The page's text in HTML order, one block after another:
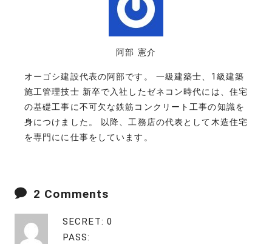
阿部 憲介
オーゴシ建設代表の阿部です。 一級建築士、1級建築
施工管理技士 新卒で入社したゼネコン時代には、住宅
の基礎工事に不可欠な鉄筋コンクリート工事の知識を
身につけました。 以降、工務店の代表として木造住宅
を専門にに仕事をしています。
2 Comments
SECRET: 0
PASS: